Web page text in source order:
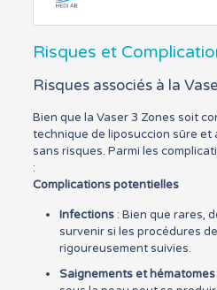
Risques et
Risques associés à la
Bien que la Vaser 3 Zones soit
technique de liposuccion sûre et
sans risques. Parmi les
:
Complications potentielles
Infections: Bien que rares,
survenir si les procédures
rigoureusement suivies.
Saignements et hématomes